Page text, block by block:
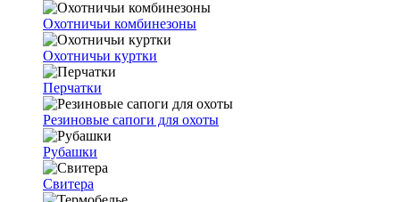
Охотничьи комбинезоны
Охотничьи куртки
Перчатки
Резиновые сапоги для охоты
Рубашки
Свитера